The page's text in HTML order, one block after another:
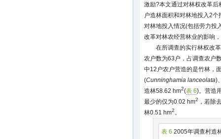
激励?本文通过对林权改革
户造林面积和对林地投入2
对林地投入情况(包括劳力投
改革对林农经营林业的影响
在所调查的实行林权改
农户数为63户，占调查农户
中12户农户营造的是竹林，
(Cunninghamia lanceolata)
造林58.62 hm2(表 6)。营造
最少的仅为0.02 hm2 ，若除
林0.51 hm2。
表 6 2005年调查村造